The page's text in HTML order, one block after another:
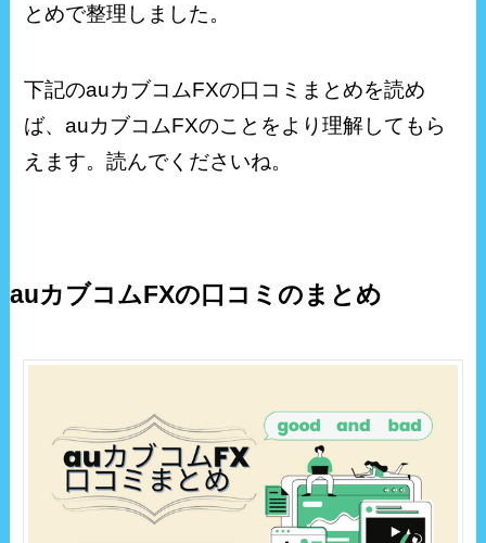
とめで整理しました。
下記のauカブコムFXの口コミまとめを読め
ば、auカブコムFXのことをより理解してもら
えます。読んでくださいね。
auカブコムFXの口コミのまとめ